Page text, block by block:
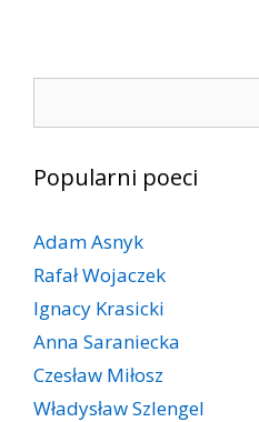
Popularni poeci
Adam Asnyk
Rafał Wojaczek
Ignacy Krasicki
Anna Saraniecka
Czesław Miłosz
Władysław Szlengel